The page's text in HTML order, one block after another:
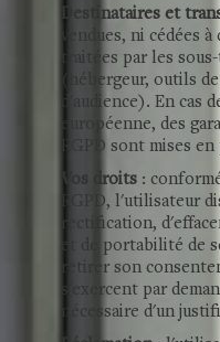
Destinataires et
vendues, ni cédées
traitées par les
(hébergeur, outils
d'audience). En cas
européenne, des
RGPD sont mises en
Vos droits :
RGPD, l'utilisateur
rectification,
et de portabilité de
retirer son
s'exercent par
nécessaire d'un